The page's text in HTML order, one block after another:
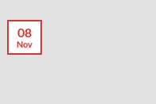
08
Nov